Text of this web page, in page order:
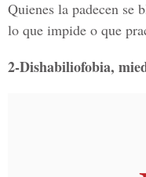
Quienes la padecen se
lo que impide o que
2-Dishabiliofobia,